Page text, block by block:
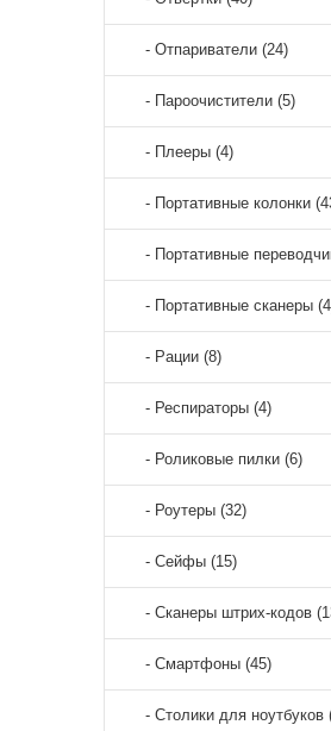
- Отпариватели (24)
- Пароочистители (5)
- Плееры (4)
- Портативные колонки
- Портативные
- Портативные сканеры
- Рации (8)
- Респираторы (4)
- Роликовые пилки (6)
- Роутеры (32)
- Сейфы (15)
- Сканеры штрих-кодов
- Смартфоны (45)
- Столики для ноутбуков